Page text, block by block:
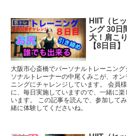
筋トレ
HIIT（ヒ
ング 30日
大！肩こ
【8日目】
大阪市心斎橋でパーソナルトレーニン
ソナルトレーナーの中尾くみこが、オ
ニングにチャレンジしています。 会員
に、毎日実施していますので、一緒に
います。 この記事を読んで、参加して
緒に体験してくださいね。